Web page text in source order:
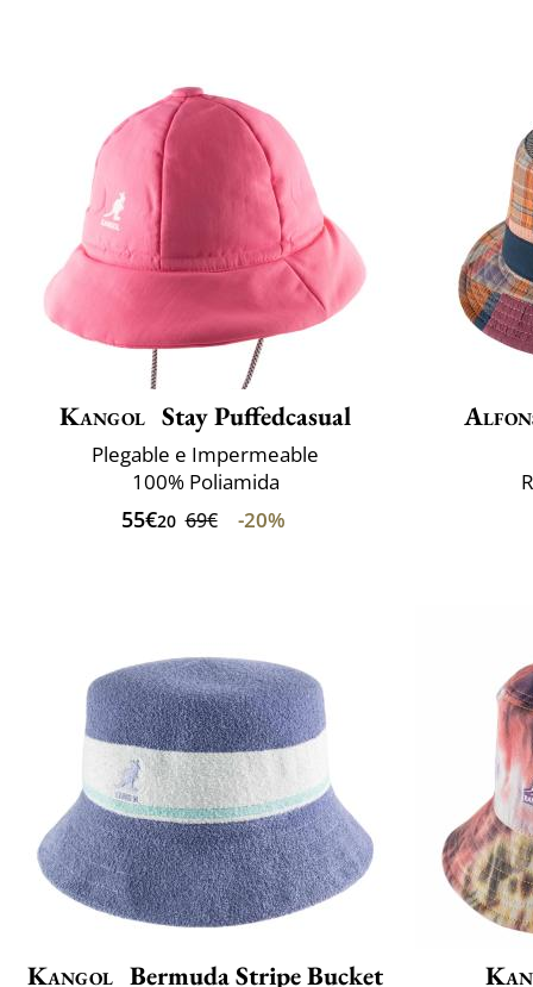
Kangol Stay Puffedcasual
Plegable e Impermeable
100% Poliamida
55€20 69€ -20%
Kangol Bermuda Stripe Bucket